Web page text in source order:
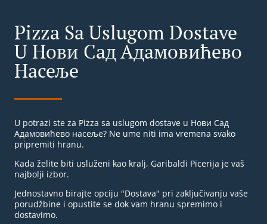
Pizza Sa Uslugom Dostave
U Нови Сад Адамовићево
Насеље
U potrazi ste za Pizza sa uslugom dostave u Нови Сад
Адамовићево насеље? Ne ume niti ima vremena svako
pripremiti hranu.
Kada želite biti usluženi kao kralj, Garibaldi Picerija je vaš
najbolji izbor.
Jednostavno birajte opciju "Dostava" pri zaključivanju vaše
porudžbine i opustite se dok vam hranu spremimo i
dostavimo.